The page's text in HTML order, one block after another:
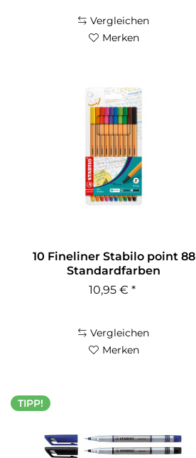
Vergleichen
Merken
10 Fineliner Stabilo point 88
Standardfarben
10,95 € *
Vergleichen
Merken
TIPP!